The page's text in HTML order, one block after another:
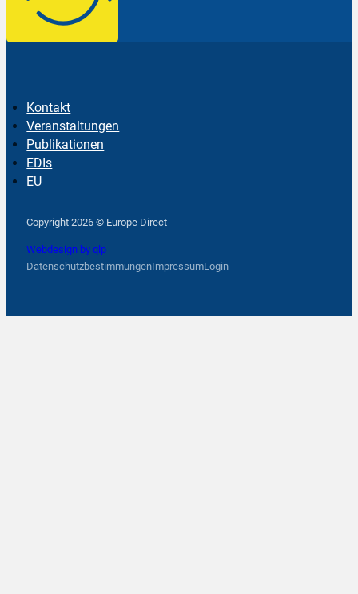
Kontakt
Veranstaltungen
Publikationen
EDIs
EU
Copyright 2026 © Europe Direct
Webdesign by qlp
DatenschutzbestimmungenImpressumLogin